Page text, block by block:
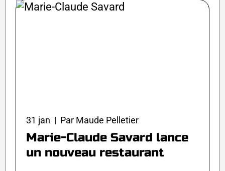
31 jan | Par Maude Pelletier
Marie-Claude Savard lance
un nouveau restaurant